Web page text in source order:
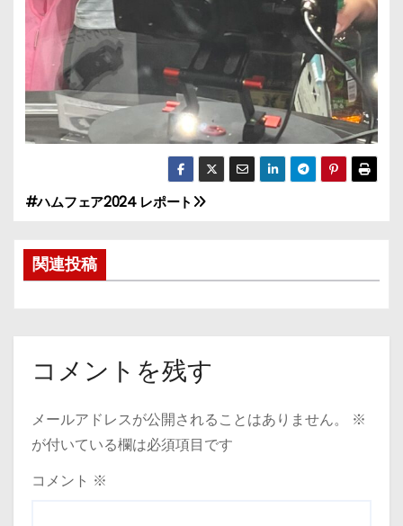
投
稿
ナ
ゲ
シ
ョ
#ハムフェア2024 レポート
関連投稿
コメントを残す
メールアドレスが公開されることはありません。
※
が付いている欄は必須項目です
コメント ※